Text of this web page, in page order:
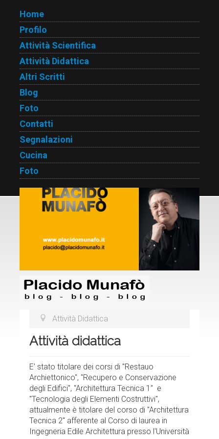
Home
Profilo
Attività Scientifica
Attività Didattica
Altri Scritti
Blog
Foto
Contatti
Segnalazioni
Cucina
Foto
Attività Didattica
Attività didattica
E' stato titolare dei corsi di "Restauo
Archiettonico", "Recupero e Conservazione
degli Edifici", "Architettura Tecnica 1" e
"Tecnologia degli Elementi Costruttivi",
attualmente è titolare del corso di "Architettura
Tecnica 2" afferente al Corso di laurea in
Ingegneria Edile Architettura presso l'Università